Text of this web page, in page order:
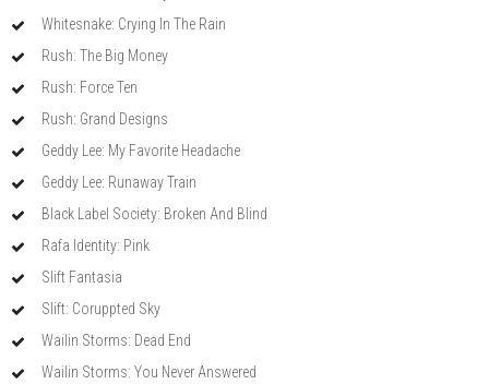
Whitesnake: Crying In The Rain
Rush: The Big Money
Rush: Force Ten
Rush: Grand Designs
Geddy Lee: My Favorite Headache
Geddy Lee: Runaway Train
Black Label Society: Broken And Blind
Rafa Identity: Pink
Slift Fantasia
Slift: Coruppted Sky
Wailin Storms: Dead End
Wailin Storms: You Never Answered